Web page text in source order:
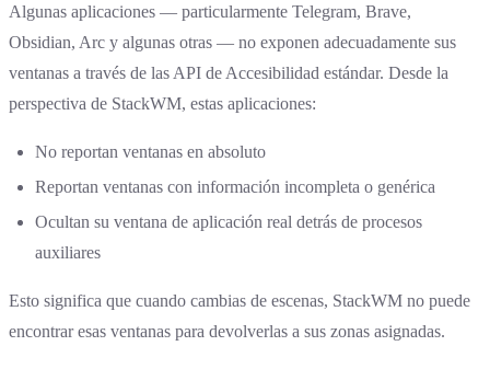
Algunas aplicaciones — particularmente Telegram, Brave,
Obsidian, Arc y algunas otras — no exponen adecuadamente sus
ventanas a través de las API de Accesibilidad estándar. Desde la
perspectiva de StackWM, estas aplicaciones:
No reportan ventanas en absoluto
Reportan ventanas con información incompleta o genérica
Ocultan su ventana de aplicación real detrás de procesos
auxiliares
Esto significa que cuando cambias de escenas, StackWM no puede
encontrar esas ventanas para devolverlas a sus zonas asignadas.